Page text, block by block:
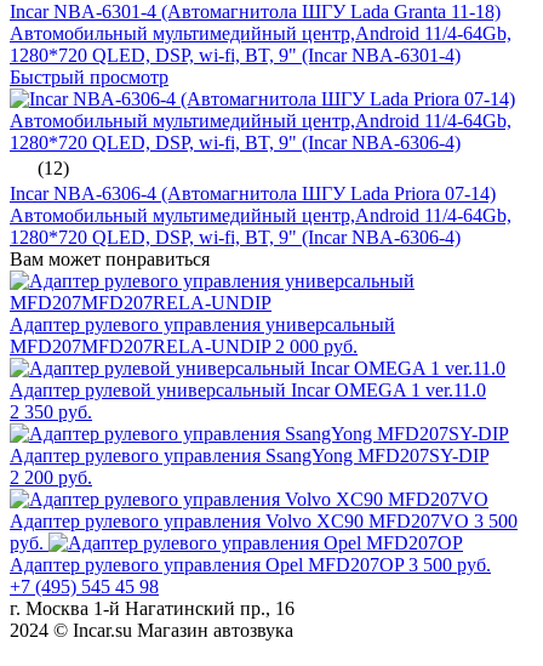
Incar NBA-6301-4 (Автомагнитола ШГУ Lada Granta 11-18)
Автомобильный мультимедийный центр,Android 11/4-64Gb,
1280*720 QLED, DSP, wi-fi, BT, 9" (Incar NBA-6301-4)
Быстрый просмотр
(12)
Incar NBA-6306-4 (Автомагнитола ШГУ Lada Priora 07-14)
Автомобильный мультимедийный центр,Android 11/4-64Gb,
1280*720 QLED, DSP, wi-fi, BT, 9" (Incar NBA-6306-4)
Вам может понравиться
Адаптер рулевого управления универсальный
MFD207MFD207RELA-UNDIP 2 000 руб.
Адаптер рулевой универсальный Incar OMEGA 1 ver.11.0
2 350 руб.
Адаптер рулевого управления SsangYong MFD207SY-DIP
2 200 руб.
Адаптер рулевого управления Volvo XC90 MFD207VO 3 500
руб.
Адаптер рулевого управления Opel MFD207OP 3 500 руб.
+7 (495) 545 45 98
г. Москва 1-й Нагатинский пр., 16
2024 © Incar.su Магазин автозвука